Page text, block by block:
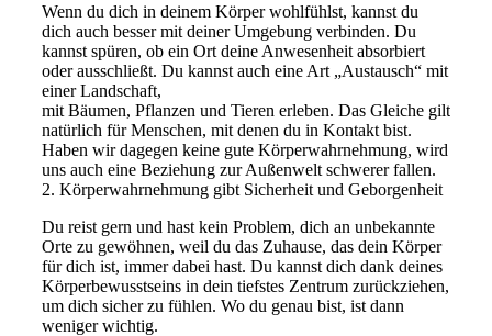
Wenn du dich in deinem Körper wohlfühlst, kannst du
dich auch besser mit deiner Umgebung verbinden. Du
kannst spüren, ob ein Ort deine Anwesenheit absorbiert
oder ausschließt. Du kannst auch eine Art „Austausch“ mit
einer Landschaft,
mit Bäumen, Pflanzen und Tieren erleben. Das Gleiche gilt
natürlich für Menschen, mit denen du in Kontakt bist.
Haben wir dagegen keine gute Körperwahrnehmung, wird
uns auch eine Beziehung zur Außenwelt schwerer fallen.
2. Körperwahrnehmung gibt Sicherheit und Geborgenheit
Du reist gern und hast kein Problem, dich an unbekannte
Orte zu gewöhnen, weil du das Zuhause, das dein Körper
für dich ist, immer dabei hast. Du kannst dich dank deines
Körperbewusstseins in dein tiefstes Zentrum zurückziehen,
um dich sicher zu fühlen. Wo du genau bist, ist dann
weniger wichtig.